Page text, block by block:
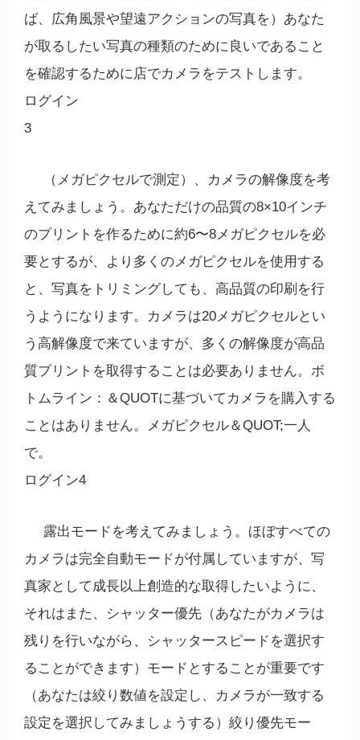
ば、広角風景や望遠アクションの写真を）あなた
が取るしたい写真の種類のために良いであること
を確認するために店でカメラをテストします。
ログイン
3
（メガピクセルで測定）、カメラの解像度を考
えてみましょう。あなただけの品質の8×10インチ
のプリントを作るために約6〜8メガピクセルを必
要とするが、より多くのメガピクセルを使用する
と、写真をトリミングしても、高品質の印刷を行
うようになります。カメラは20メガピクセルとい
う高解像度で来ていますが、多くの解像度が高品
質プリントを取得することは必要ありません。ボ
トムライン：＆QUOTに基づいてカメラを購入する
ことはありません。メガピクセル＆QUOT;一人
で。
ログイン4
露出モードを考えてみましょう。ほぼすべての
カメラは完全自動モードが付属していますが、写
真家として成長以上創造的な取得したいように、
それはまた、シャッター優先（あなたがカメラは
残りを行いながら、シャッタースピードを選択す
ることができます）モードとすることが重要です
（あなたは絞り数値を設定し、カメラが一致する
設定を選択してみましょうする）絞り優先モー